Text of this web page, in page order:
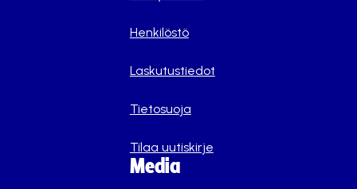
Henkilöstö
Laskutustiedot
Tietosuoja
Tilaa uutiskirje
Media